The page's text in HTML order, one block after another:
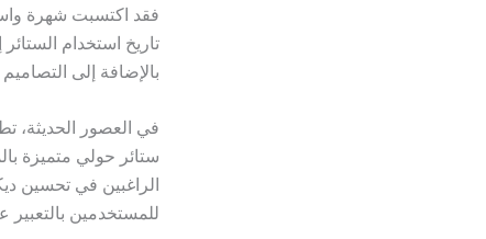
فقد اكتسبت شهرة
تاريخ استخدام
بالإضافة إلى
في العصور الحديثة،
ستائر حولي متميزة
الراغبين في تحسين
للمستخدمين